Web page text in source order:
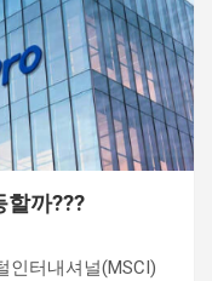
할까???
인터내셔널(MSCI)